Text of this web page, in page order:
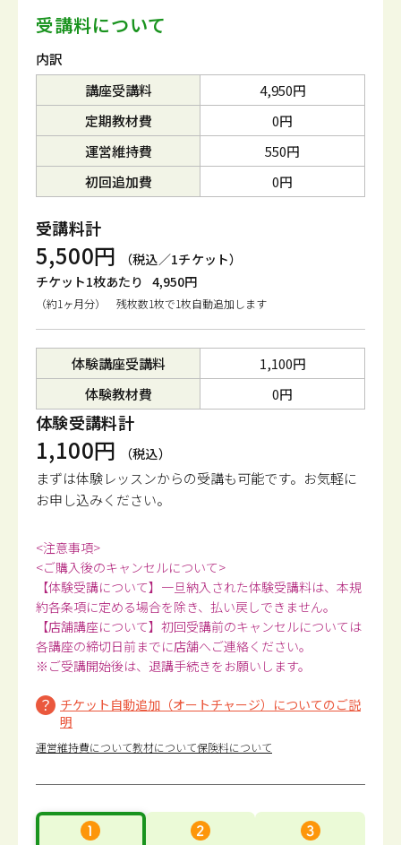
受講料について
内訳
講座受講料
4,950円
定期教材費
0円
運営維持費
550円
初回追加費
0円
受講料計
5,500円
（税込／1チケット）
チケット1枚あたり 4,950円
（約1ヶ月分） 残枚数1枚で1枚自動追加します
体験講座受講料
1,100円
体験教材費
0円
体験受講料計
1,100円 （税込）
まずは体験レッスンからの受講も可能です。 お気軽に
お申し込みください。
<注意事項>
<ご購入後のキャンセルについて>
【体験受講について】一旦納入された体験受講料は、本規
約各条項に定める場合を除き、払い戻しできません。
【店舗講座について】初回受講前のキャンセルについては
各講座の締切日前までに店舗へご連絡ください。
※ご受講開始後は、退講手続きをお願いします。
チケット自動追加（オートチャージ）についてのご説
明
運営維持費について教材について保険料について